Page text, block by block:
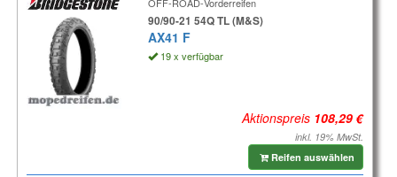
90/90-21 54Q TL (M&S)
AX41 F
19 x verfügbar
Aktionspreis
inkl. 19% MwSt.
Reifen auswählen